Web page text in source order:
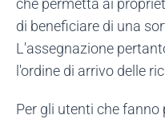
che permetta ai
di beneficiare di una
L'assegnazione
l'ordine di arrivo delle
Per gli utenti che fanno